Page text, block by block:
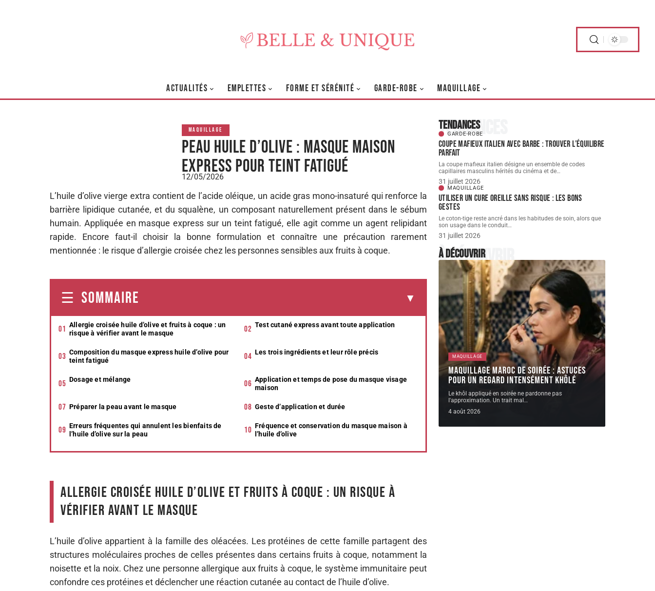
ACTUALITÉS EMPLETTES FORME ET SÉRÉNITÉ GARDE-ROBE MAQUILLAGE
MAQUILLAGE
Peau huile d’olive : masque maison
express pour teint fatigué
12/05/2026
L’huile d’olive vierge extra contient de l’acide oléique, un acide gras mono-insaturé qui renforce la
barrière lipidique cutanée, et du squalène, un composant naturellement présent dans le sébum
humain. Appliquée en masque express sur un teint fatigué, elle agit comme un agent relipidant
rapide. Encore faut-il choisir la bonne formulation et connaître une précaution rarement
mentionnée : le risque d’allergie croisée chez les personnes sensibles aux fruits à coque.
SOMMAIRE
Allergie croisée huile d’olive et fruits à coque : un
risque à vérifier avant le masque
Test cutané express avant toute application
Composition du masque express huile d’olive pour
teint fatigué
Les trois ingrédients et leur rôle précis
Dosage et mélange
Application et temps de pose du masque visage
maison
Préparer la peau avant le masque Geste d’application et durée
Erreurs fréquentes qui annulent les bienfaits de
l’huile d’olive sur la peau
Fréquence et conservation du masque maison à
l’huile d’olive
Allergie croisée huile d’olive et fruits à coque : un risque à
vérifier avant le masque
L’huile d’olive appartient à la famille des oléacées. Les protéines de cette famille partagent des
structures moléculaires proches de celles présentes dans certains fruits à coque, notamment la
noisette et la noix. Chez une personne allergique aux fruits à coque, le système immunitaire peut
confondre ces protéines et déclencher une réaction cutanée au contact de l’huile d’olive.
Tendances
Tendances
GARDE-ROBE
Coupe mafieux italien avec barbe : trouver l’équilibre
parfait
La coupe mafieux italien désigne un ensemble de codes
capillaires masculins hérités du cinéma et de…
31 juillet 2026
MAQUILLAGE
Utiliser un cure oreille sans risque : les bons
gestes
Le coton-tige reste ancré dans les habitudes de soin, alors que
son usage dans le conduit…
31 juillet 2026
À découvrir
À découvrir
MAQUILLAGE
Maquillage Maroc de soirée : astuces
pour un regard intensément khôlé
Le khôl appliqué en soirée ne pardonne pas
l'approximation. Un trait mal …
4 août 2026